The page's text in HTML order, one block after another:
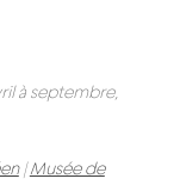
à septembre,
|Musée de